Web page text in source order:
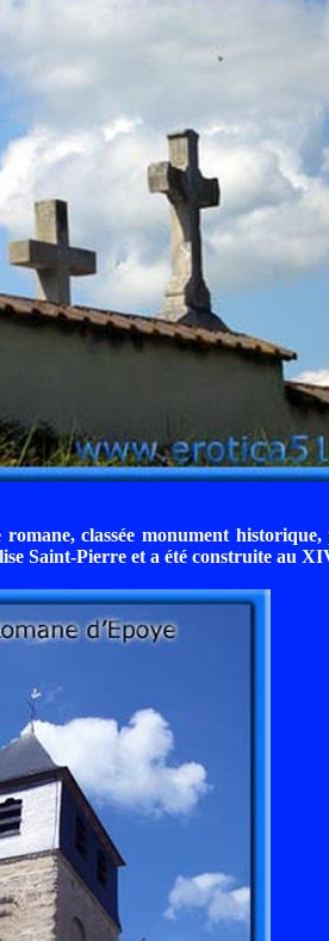
romane, classée monument
Saint-Pierre et a été construite au